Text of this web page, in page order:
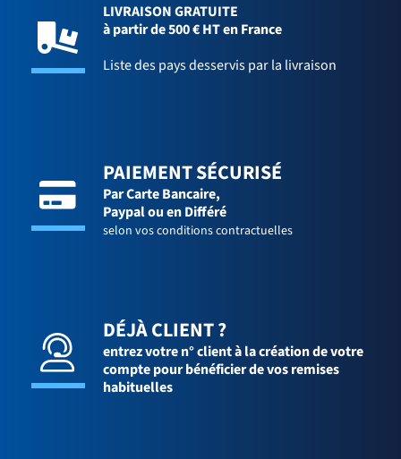
LIVRAISON GRATUITE
à partir de 500 € HT en France
Liste des pays desservis par la livraison
PAIEMENT SÉCURISÉ
Par Carte Bancaire,
Paypal ou en Différé
selon vos conditions contractuelles
DÉJÀ CLIENT ?
entrez votre n° client à la création de votre
compte pour bénéficier de vos remises
habituelles